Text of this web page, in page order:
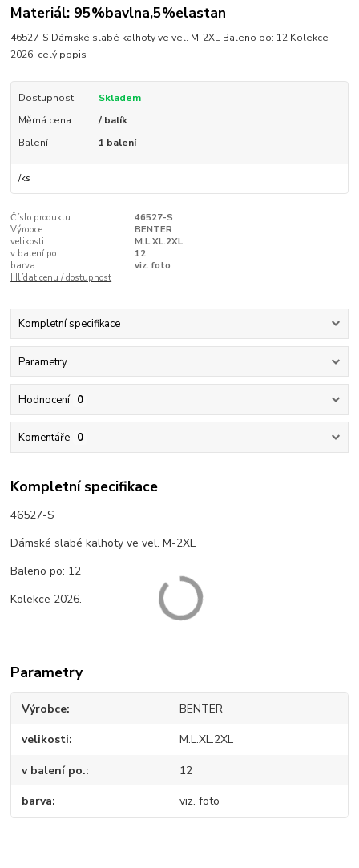
Materiál: 95%bavlna,5%elastan
46527-S Dámské slabé kalhoty ve vel. M-2XL Baleno po: 12 Kolekce
2026. celý popis
Dostupnost
Skladem
Měrná cena
/ balík
Balení
1 balení
/ks
Číslo produktu:
46527-S
Výrobce:
BENTER
velikosti:
M.L.XL.2XL
v balení po.:
12
barva:
viz. foto
Hlídat cenu / dostupnost
Kompletní specifikace
Parametry
Hodnocení 0
Komentáře 0
Kompletní specifikace
46527-S
Dámské slabé kalhoty ve vel. M-2XL
Baleno po: 12
Kolekce 2026.
Parametry
Výrobce BENTER
velikosti M.L.XL.2XL
v balení po. 12
barva viz. foto